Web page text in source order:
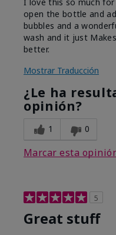
open the bottle and
bubbles and a
wash and it just
better.
Mostrar Traducción
¿Le ha
opinión?
1 0
Marcar esta
5
Great stuff